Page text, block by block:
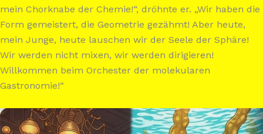
mein Chorknabe der Chemie!“, dröhnte er. „Wir haben die
Form gemeistert, die Geometrie gezähmt! Aber heute,
mein Junge, heute lauschen wir der Seele der Sphäre!
Wir werden nicht mixen, wir werden dirigieren!
Willkommen beim Orchester der molekularen
Gastronomie!“